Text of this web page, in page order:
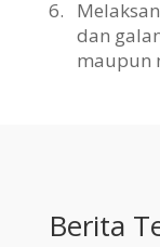
6.
dan
maupun
Berita